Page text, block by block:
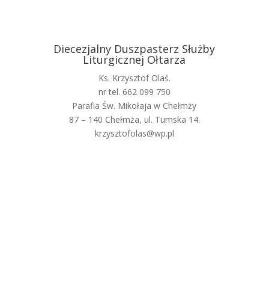
Diecezjalny Duszpasterz Służby
Liturgicznej Ołtarza
Ks. Krzysztof Olaś.
nr tel. 662 099 750
Parafia Św. Mikołaja w Chełmży
87 – 140 Chełmża, ul. Tumska 14.
krzysztofolas@wp.pl